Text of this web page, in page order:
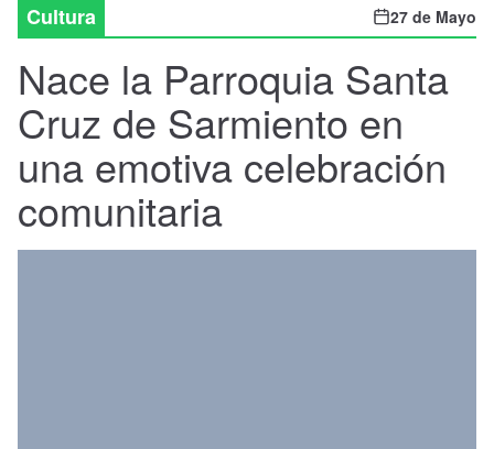
Deportes
Economía
Entrevistas
Nacional
Política
Cultura 27 de Mayo
Nace la Parroquia Santa
Cruz de Sarmiento en
una emotiva celebración
comunitaria